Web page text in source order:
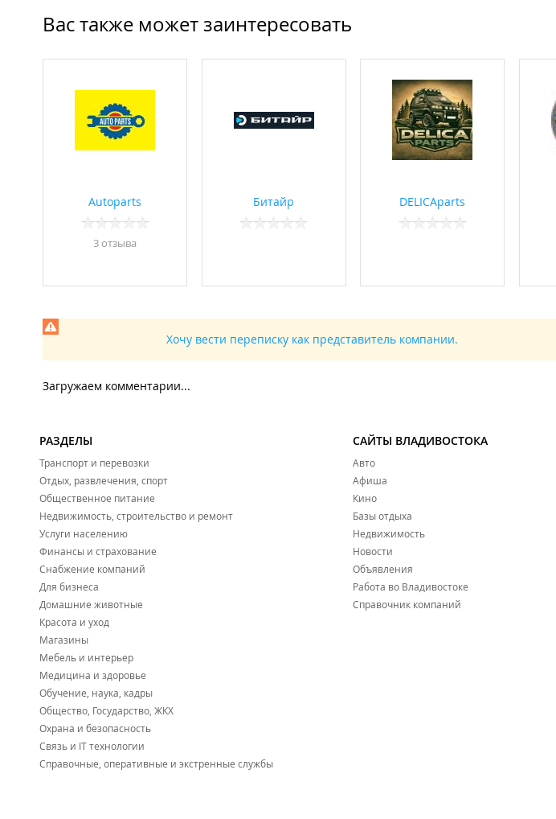
Вас также может заинтересовать
Autoparts
3 отзывa
Битайр DELICAparts
Хочу вести переписку как представитель компании.
Загружаем комментарии...
РАЗДЕЛЫ
Транспорт и перевозки
Отдых, развлечения, спорт
Общественное питание
Недвижимость, строительство и ремонт
Услуги населению
Финансы и страхование
Снабжение компаний
Для бизнеса
Домашние животные
Красота и уход
Магазины
Мебель и интерьер
Медицина и здоровье
Обучение, наука, кадры
Общество, Государство, ЖКХ
Охрана и безопасность
Связь и IT технологии
Справочные, оперативные и экстренные службы
САЙТЫ ВЛАДИВОСТОКА
Авто
Афиша
Кино
Базы отдыха
Недвижимость
Новости
Объявления
Работа во Владивостоке
Справочник компаний